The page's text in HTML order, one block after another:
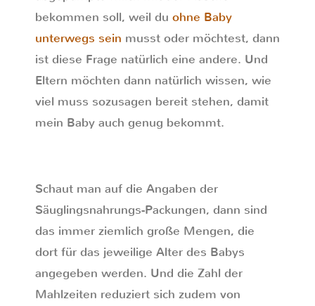
bekommen soll, weil du ohne Baby
unterwegs sein musst oder möchtest, dann
ist diese Frage natürlich eine andere. Und
Eltern möchten dann natürlich wissen, wie
viel muss sozusagen bereit stehen, damit
mein Baby auch genug bekommt.
Schaut man auf die Angaben der
Säuglingsnahrungs-Packungen, dann sind
das immer ziemlich große Mengen, die
dort für das jeweilige Alter des Babys
angegeben werden. Und die Zahl der
Mahlzeiten reduziert sich zudem von